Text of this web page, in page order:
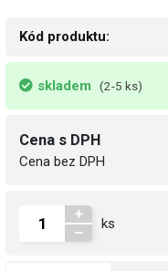
Kód produktu:
skladem (2-5 ks)
Cena s DPH
Cena bez DPH
ks